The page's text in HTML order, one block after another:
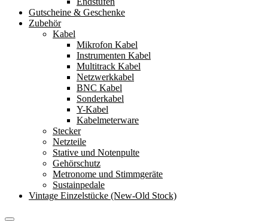
Gutscheine & Geschenke
Zubehör
Kabel
Mikrofon Kabel
Instrumenten Kabel
Multitrack Kabel
Netzwerkkabel
BNC Kabel
Sonderkabel
Y-Kabel
Kabelmeterware
Stecker
Netzteile
Stative und Notenpulte
Gehörschutz
Metronome und Stimmgeräte
Sustainpedale
Vintage Einzelstücke (New-Old Stock)